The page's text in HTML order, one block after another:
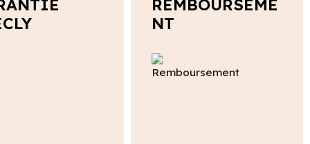
REMBOURSEME
NT